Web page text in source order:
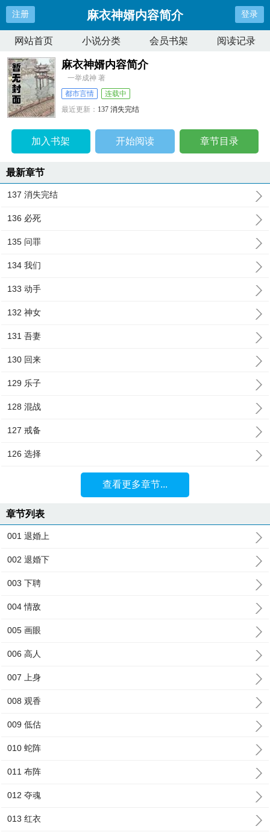
注册 麻衣神婿内容简介 登录
网站首页 小说分类 会员书架 阅读记录
麻衣神婿内容简介
一举成神 著
都市言情
连载中
最近更新： 137 消失完结
加入书架 开始阅读 章节目录
最新章节
137 消失完结
136 必死
135 问罪
134 我们
133 动手
132 神女
131 吾妻
130 回来
129 乐子
128 混战
127 戒备
126 选择
查看更多章节...
章节列表
001 退婚上
002 退婚下
003 下聘
004 情敌
005 画眼
006 高人
007 上身
008 观香
009 低估
010 蛇阵
011 布阵
012 夺魂
013 红衣